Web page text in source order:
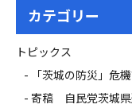
カテゴリー
トピックス
「茨城の防災」危
寄稿 自民党茨城